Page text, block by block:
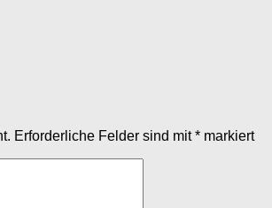
Erforderliche Felder sind mit* markiert